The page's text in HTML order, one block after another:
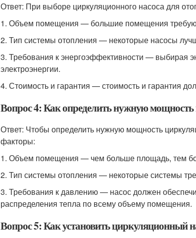
Ответ: При выборе циркуляционного насоса для
1. Объем помещения — большие помещения
2. Тип системы отопления — некоторые насосы
3. Требования к энергоэффективности — выбирая
электроэнергии.
4. Стоимость и гарантия — стоимость и гарантия
Вопрос 4: Как определить нужную мощность
Ответ: Чтобы определить нужную мощность
факторы:
1. Объем помещения — чем больше площадь, тем
2. Тип системы отопления — некоторые системы
3. Требования к давлению — насос должен
распределения тепла по всему объему помещения.
Вопрос 5: Как установить циркуляционный